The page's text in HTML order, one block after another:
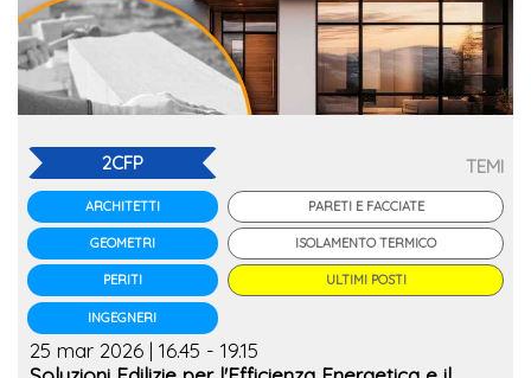
2CFP
ARCHITETTI
GEOMETRI
PERITI
INGEGNERI
TEMI
PARETI E FACCIATE
ISOLAMENTO TERMICO
ULTIMI POSTI
25 mar 2026 | 16.45 - 19.15